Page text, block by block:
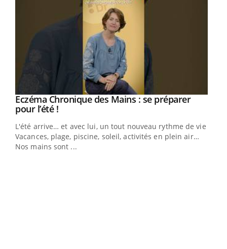
Youtube
Eczéma Chronique des Mains : se préparer
pour l’été !Youtube
L'été arrive… et avec lui, un tout nouveau rythme de vie !
Vacances, plage, piscine, soleil, activités en plein air…
Nos mains sont ...